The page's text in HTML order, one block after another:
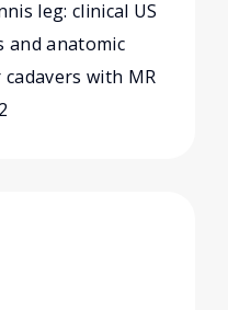
leg: clinical US
and anatomic
with MR